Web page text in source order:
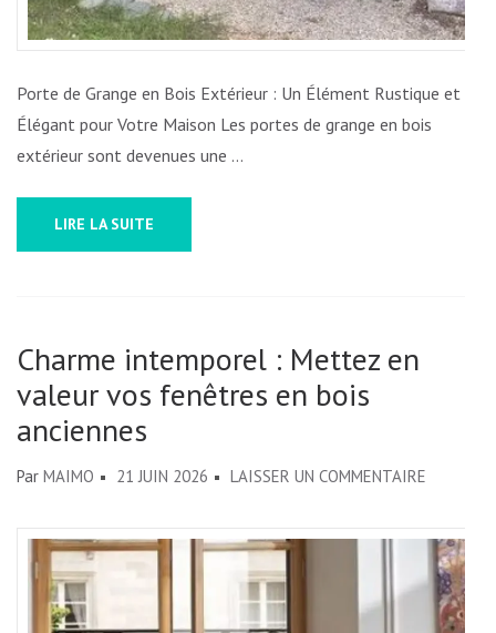
Porte de Grange en Bois Extérieur : Un Élément Rustique et
Élégant pour Votre Maison Les portes de grange en bois
extérieur sont devenues une …
LIRE LA SUITE
Charme intemporel : Mettez en
valeur vos fenêtres en bois
anciennes
Par MAIMO 21 JUIN 2026 LAISSER UN COMMENTAIRE
METTEZ